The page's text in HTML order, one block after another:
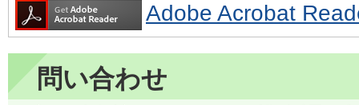
Adobe Acrobat
問い合わせ